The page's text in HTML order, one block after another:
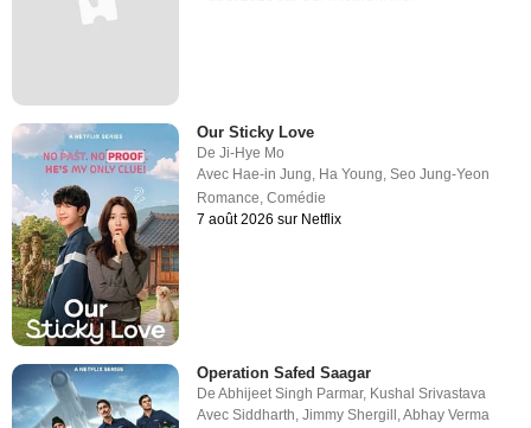
Our Sticky Love
DeJi-Hye Mo
Avec Hae-in Jung Ha Young ,Seo Jung-Yeon
Romance ,Comédie
7 août 2026 sur Netflix
Operation Safed Saagar
DeAbhijeet Singh Parmar, Kushal Srivastava
AvecSiddharth,Jimmy Shergill ,Abhay Verma